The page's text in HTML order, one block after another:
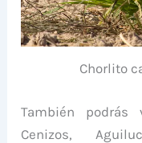
Chorlito
También podrás
Cenizos,